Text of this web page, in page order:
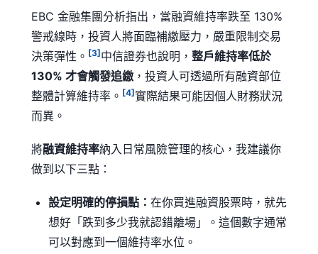
EBC 金融集團分析指出，當融資維持率跌至 130%
警戒線時，投資人將面臨補繳壓力，嚴重限制交易
決策彈性。 [3]中信證券也說明， 整戶維持率低於
130% 才會觸發追繳 ，投資人可透過所有融資部位
整體計算維持率。 [4]實際結果可能因個人財務狀況
而異。
將融資維持率納入日常風險管理的核心，我建議你
做到以下三點：
設定明確的停損點： 在你買進融資股票時，就先
想好「跌到多少我就認錯離場」。這個數字通常
可以對應到一個維持率水位。